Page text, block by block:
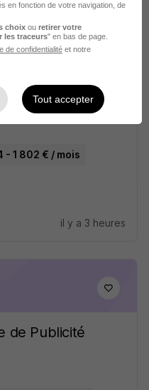
Bar-Tabac en
- 1 802 € / mois
il y a 3 heures
de Publicité
en fonction de votre navigation, de
choix ou retirer votre
les traceurs" en bas de page.
de confidentialité et notre
Tout accepter